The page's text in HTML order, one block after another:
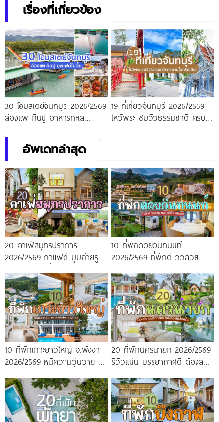
เรื่องที่เกี่ยวข้อง
30 โฮมสเตย์จันทบุรี 2026/2569
ล่องแพ กินปู อาหารทะเล
ทอน
19 ที่เที่ยวจันทบุรี 2026/2569
ไหว้พระ ชมวิวธรรมชาติ ครบ
อัพเดทล่าสุด
20 คาเฟ่สมุทรปราการ
2026/2569 กาแฟดี มุมถ่ายรูป
10 ที่พักดอยอินทนนท์
2026/2569 ที่พักดี วิวสวย
10 ที่พักเกาะยาวใหญ่ จ.พังงา
2026/2569 หนีความวุ่นวาย มา
20 ที่พักนครนายก 2026/2569
รีวิวแน่น บรรยากาศดี ต้องลอง